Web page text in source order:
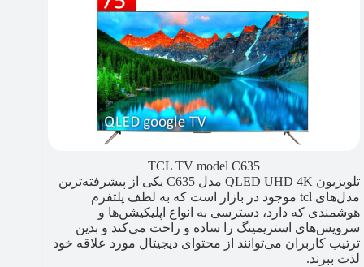
TCL TV model C635
تلویزیون QLED UHD 4K مدل C635 یکی از پیشرفته‌ترین
مدل‌های tcl موجود در بازار است که به لطف پلتفرم
هوشمندی که دارد، دسترسی به انواع اپلیکیشن‌ها و
سرویس‌های استریمینگ را ساده و راحت می‌کند و بدین
ترتیب کاربران می‌توانند از محتوای دیجیتال مورد علاقه خود
لذت ببرند.